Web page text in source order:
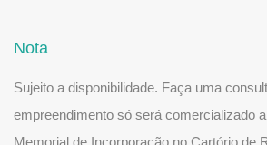
Nota
Sujeito a disponibilidade. Faça uma
empreendimento só será comercializado
Memorial de Incorporação no Cartório de